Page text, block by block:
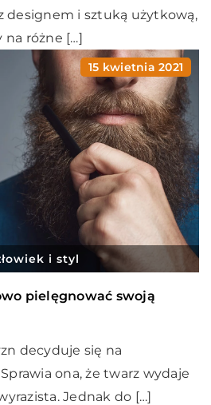
designem i sztuką użytkową,
na różne […]
15 kwietnia 2021
i styl
pielęgnować swoją
decyduje się na
ona, że twarz wydaje
Jednak do […]